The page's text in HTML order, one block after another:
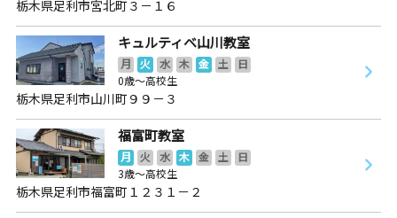
栃木県足利市宮北町３－１６
キュルティベ山川教室
月 火 水 木 金 土
日
0歳～高校生
栃木県足利市山川町９９－３
福富町教室
月 火 水 木 金 土
日
3歳～高校生
栃木県足利市福富町１２３１－２